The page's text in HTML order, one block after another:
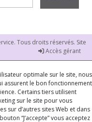
Tous droits réservés. Site
Accès gérant
optimale sur le site, nous
assurent le bon fonctionnement
Certains tiers utilisent
sur le site pour vous
sur d’autres sites Web et dans
“J’accepte” vous acceptez